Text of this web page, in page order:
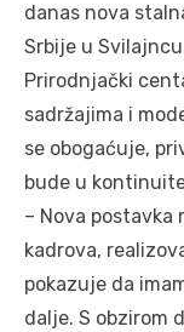
danas nova
Srbije u
Prirodnjački
sadržajima i
se obogaćuje,
bude u
– Nova
kadrova,
pokazuje da
dalje. S obzirom